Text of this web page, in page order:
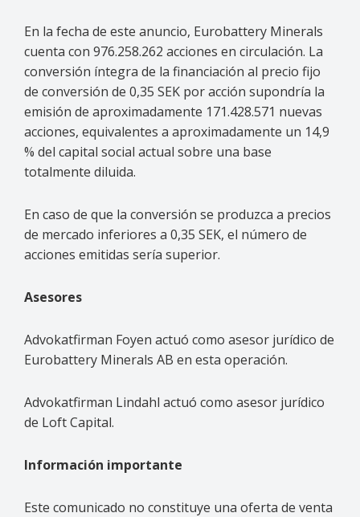
En la fecha de este anuncio, Eurobattery Minerals
cuenta con 976.258.262 acciones en circulación. La
conversión íntegra de la financiación al precio fijo
de conversión de 0,35 SEK por acción supondría la
emisión de aproximadamente 171.428.571 nuevas
acciones, equivalentes a aproximadamente un 14,9
% del capital social actual sobre una base
totalmente diluida.
En caso de que la conversión se produzca a precios
de mercado inferiores a 0,35 SEK, el número de
acciones emitidas sería superior.
Asesores
Advokatfirman Foyen actuó como asesor jurídico de
Eurobattery Minerals AB en esta operación.
Advokatfirman Lindahl actuó como asesor jurídico
de Loft Capital.
Información importante
Este comunicado no constituye una oferta de venta